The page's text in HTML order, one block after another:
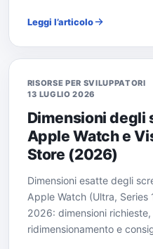
Leggi l’articolo
RISORSE PER SVILUPPATORI
13 LUGLIO 2026
Dimensioni degli
Apple Watch e
Store (2026)
Dimensioni esatte degli
Apple Watch (Ultra, Series
2026: dimensioni
ridimensionamento e